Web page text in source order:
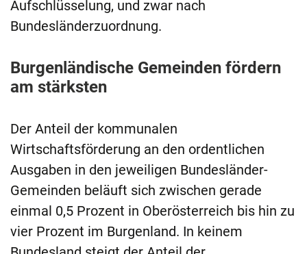
Aufschlüsselung, und zwar nach
Bundesländerzuordnung.
Burgenländische Gemeinden fördern
am stärksten
Der Anteil der kommunalen
Wirtschaftsförderung an den ordentlichen
Ausgaben in den jeweiligen Bundesländer-
Gemeinden beläuft sich zwischen gerade
einmal 0,5 Prozent in Oberösterreich bis hin zu
vier Prozent im Burgenland. In keinem